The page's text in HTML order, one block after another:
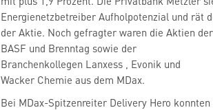
Energienetzbetreiber Aufholpotenzial und rät
der Aktie. Noch gefragter waren die Aktien
BASF und Brenntag sowie der
Branchenkollegen Lanxess , Evonik und
Wacker Chemie aus dem MDax.
Bei MDax-Spitzenreiter Delivery Hero konnten